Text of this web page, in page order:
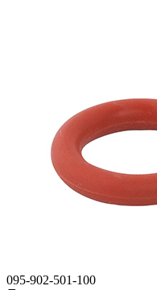
095-902-501-100